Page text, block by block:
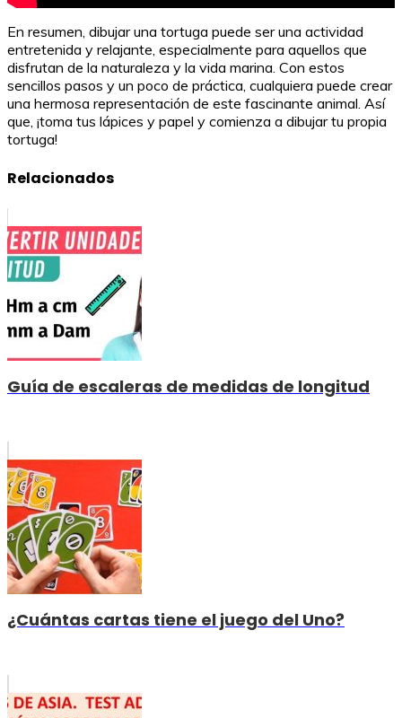
En resumen, dibujar una tortuga puede ser una actividad
entretenida y relajante, especialmente para aquellos que
disfrutan de la naturaleza y la vida marina. Con estos
sencillos pasos y un poco de práctica, cualquiera puede crear
una hermosa representación de este fascinante animal. Así
que, ¡toma tus lápices y papel y comienza a dibujar tu propia
tortuga!
Relacionados
Guía de escaleras de medidas de longitud
¿Cuántas cartas tiene el juego del Uno?